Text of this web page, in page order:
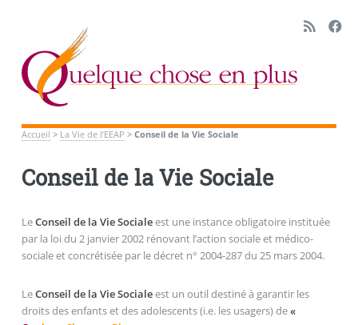
Accueil > La Vie de l’EEAP > Conseil de la Vie Sociale
Conseil de la Vie Sociale
LeConseil de la Vie Socialeest une instance obligatoire instituée
par la loi du 2 janvier 2002 rénovant l’action sociale et médico-
sociale et concrétisée par le décret n° 2004-287 du 25 mars 2004.
LeConseil de la Vie Socialeest un outil destiné à garantir les
droits des enfants et des adolescents (i.e. les usagers) de«